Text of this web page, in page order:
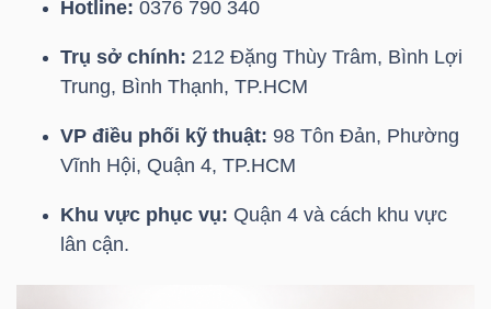
Hotline: 0376 790 340
Trụ sở chính: 212 Đặng Thùy Trâm, Bình Lợi
Trung, Bình Thạnh, TP.HCM
VP điều phối kỹ thuật: 98 Tôn Đản, Phường
Vĩnh Hội, Quận 4, TP.HCM
Khu vực phục vụ: Quận 4 và cách khu vực
lân cận.
YẾU
TIÊU
DÙNG
THIẾT
YẾU